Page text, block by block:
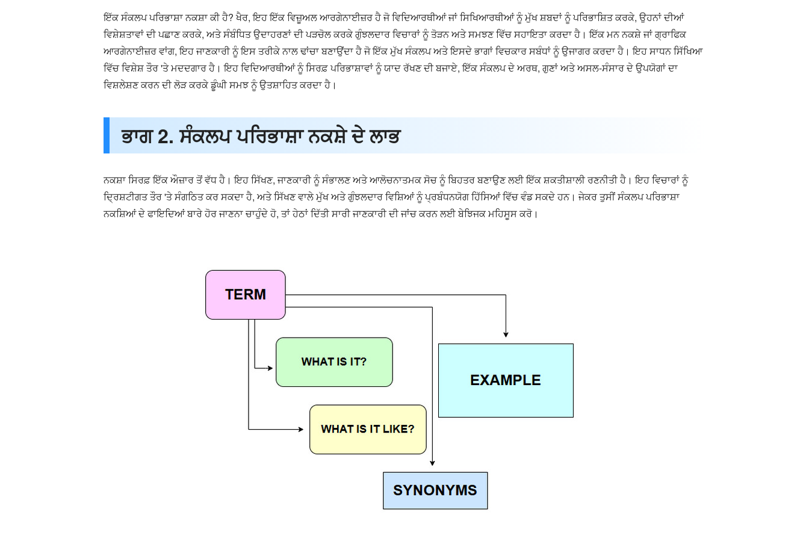
ਇੱਕ ਸੰਕਲਪ ਪਰਿਭਾਸ਼ਾ ਨਕਸ਼ਾ ਕੀ ਹੈ? ਖੈਰ, ਇਹ ਇੱਕ ਵਿਜ਼ੂਅਲ ਆਰਗੇਨਾਈਜ਼ਰ ਹੈ ਜੋ ਵਿਦਿਆਰਥੀਆਂ ਜਾਂ ਸਿਖਿਆਰਥੀਆਂ ਨੂੰ ਮੁੱਖ ਸ਼ਬਦਾਂ ਨੂੰ ਪਰਿਭਾਸ਼ਿਤ ਕਰਕੇ, ਉਹਨਾਂ ਦੀਆਂ
ਵਿਸ਼ੇਸ਼ਤਾਵਾਂ ਦੀ ਪਛਾਣ ਕਰਕੇ, ਅਤੇ ਸੰਬੰਧਿਤ ਉਦਾਹਰਣਾਂ ਦੀ ਪੜਚੋਲ ਕਰਕੇ ਗੁੰਝਲਦਾਰ ਵਿਚਾਰਾਂ ਨੂੰ ਤੋੜਨ ਅਤੇ ਸਮਝਣ ਵਿੱਚ ਸਹਾਇਤਾ ਕਰਦਾ ਹੈ। ਇੱਕ ਮਨ ਨਕਸ਼ੇ ਜਾਂ ਗ੍ਰਾਫਿਕ
ਆਰਗੇਨਾਈਜ਼ਰ ਵਾਂਗ, ਇਹ ਜਾਣਕਾਰੀ ਨੂੰ ਇਸ ਤਰੀਕੇ ਨਾਲ ਢਾਂਚਾ ਬਣਾਉਂਦਾ ਹੈ ਜੋ ਇੱਕ ਮੁੱਖ ਸੰਕਲਪ ਅਤੇ ਇਸਦੇ ਭਾਗਾਂ ਵਿਚਕਾਰ ਸਬੰਧਾਂ ਨੂੰ ਉਜਾਗਰ ਕਰਦਾ ਹੈ। ਇਹ ਸਾਧਨ ਸਿੱਖਿਆ
ਵਿੱਚ ਵਿਸ਼ੇਸ਼ ਤੌਰ 'ਤੇ ਮਦਦਗਾਰ ਹੈ। ਇਹ ਵਿਦਿਆਰਥੀਆਂ ਨੂੰ ਸਿਰਫ਼ ਪਰਿਭਾਸ਼ਾਵਾਂ ਨੂੰ ਯਾਦ ਰੱਖਣ ਦੀ ਬਜਾਏ, ਇੱਕ ਸੰਕਲਪ ਦੇ ਅਰਥ, ਗੁਣਾਂ ਅਤੇ ਅਸਲ-ਸੰਸਾਰ ਦੇ ਉਪਯੋਗਾਂ ਦਾ
ਵਿਸ਼ਲੇਸ਼ਣ ਕਰਨ ਦੀ ਲੋੜ ਕਰਕੇ ਡੂੰਘੀ ਸਮਝ ਨੂੰ ਉਤਸ਼ਾਹਿਤ ਕਰਦਾ ਹੈ।
ਭਾਗ 2. ਸੰਕਲਪ ਪਰਿਭਾਸ਼ਾ ਨਕਸ਼ੇ ਦੇ ਲਾਭ
ਨਕਸ਼ਾ ਸਿਰਫ਼ ਇੱਕ ਔਜ਼ਾਰ ਤੋਂ ਵੱਧ ਹੈ। ਇਹ ਸਿੱਖਣ, ਜਾਣਕਾਰੀ ਨੂੰ ਸੰਭਾਲਣ ਅਤੇ ਆਲੋਚਨਾਤਮਕ ਸੋਚ ਨੂੰ ਬਿਹਤਰ ਬਣਾਉਣ ਲਈ ਇੱਕ ਸ਼ਕਤੀਸ਼ਾਲੀ ਰਣਨੀਤੀ ਹੈ। ਇਹ ਵਿਚਾਰਾਂ ਨੂੰ
ਦ੍ਰਿਸ਼ਟੀਗਤ ਤੌਰ 'ਤੇ ਸੰਗਠਿਤ ਕਰ ਸਕਦਾ ਹੈ, ਅਤੇ ਸਿੱਖਣ ਵਾਲੇ ਮੁੱਖ ਅਤੇ ਗੁੰਝਲਦਾਰ ਵਿਸ਼ਿਆਂ ਨੂੰ ਪ੍ਰਬੰਧਨਯੋਗ ਹਿੱਸਿਆਂ ਵਿੱਚ ਵੰਡ ਸਕਦੇ ਹਨ। ਜੇਕਰ ਤੁਸੀਂ ਸੰਕਲਪ ਪਰਿਭਾਸ਼ਾ
ਨਕਸ਼ਿਆਂ ਦੇ ਫਾਇਦਿਆਂ ਬਾਰੇ ਹੋਰ ਜਾਣਨਾ ਚਾਹੁੰਦੇ ਹੋ, ਤਾਂ ਹੇਠਾਂ ਦਿੱਤੀ ਸਾਰੀ ਜਾਣਕਾਰੀ ਦੀ ਜਾਂਚ ਕਰਨ ਲਈ ਬੇਝਿਜਕ ਮਹਿਸੂਸ ਕਰੋ।